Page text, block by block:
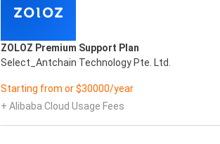
ZOLOZ Premium Support Plan
Select_Antchain Technology Pte. Ltd.
Starting from or $30000/year
+ Alibaba Cloud Usage Fees